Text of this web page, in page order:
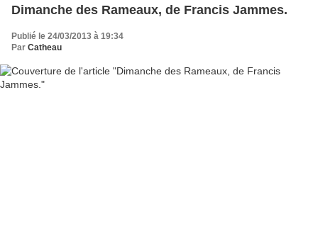
Dimanche des Rameaux, de Francis Jammes.
Publié le 24/03/2013 à 19:34
Par Catheau